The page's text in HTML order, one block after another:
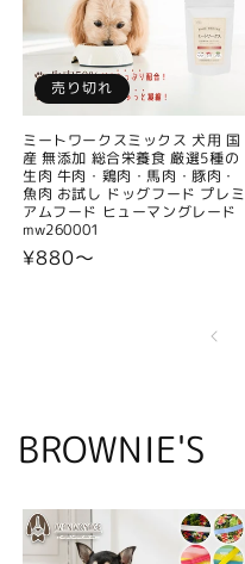
売り切れ
ミートワークスミックス 犬用 国
産 無添加 総合栄養食 厳選5種の
生肉 牛肉・鶏肉・馬肉・豚肉・
魚肉 お試し ドッグフード プレミ
アムフード ヒューマングレード
mw260001
通
¥880〜
BROWNIE'S